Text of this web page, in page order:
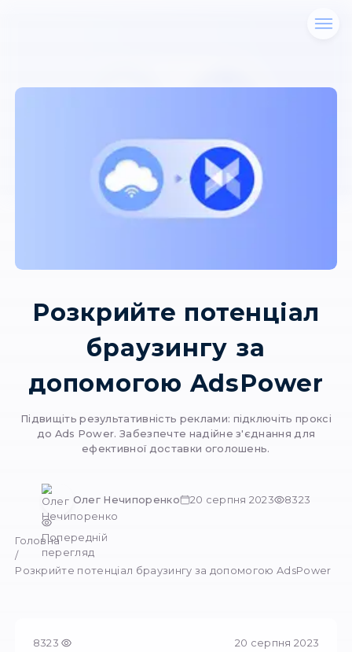
Розкрийте
браузингу за
допомогою
Підвищіть результативність реклами:
до Ads Power. Забезпечте надійне